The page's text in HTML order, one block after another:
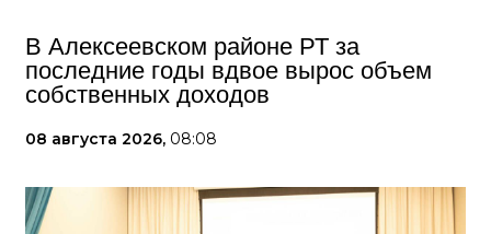
В Алексеевском районе РТ за
последние годы вдвое вырос объем
собственных доходов
08 августа 2026, 08:08